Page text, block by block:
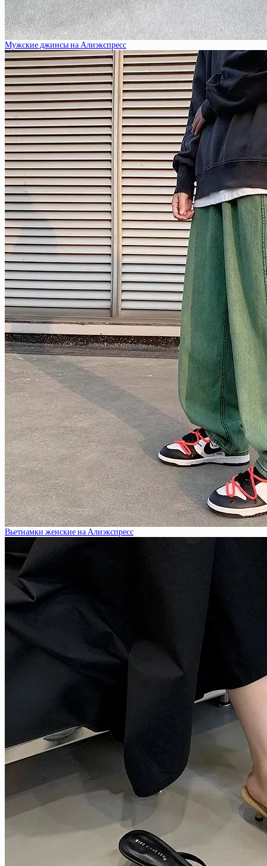
Мужские джинсы на Алиэкспресс
Вьетнамки женские на Алиэкспресс